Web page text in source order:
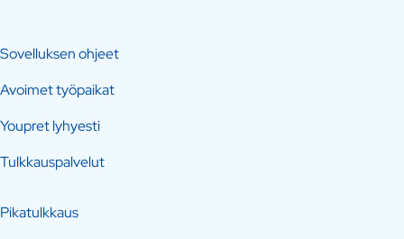
Sovelluksen ohjeet
Avoimet työpaikat
Youpret lyhyesti
Tulkkauspalvelut
Pikatulkkaus